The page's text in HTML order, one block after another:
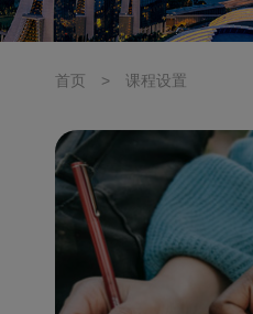
首页 > 课程设置